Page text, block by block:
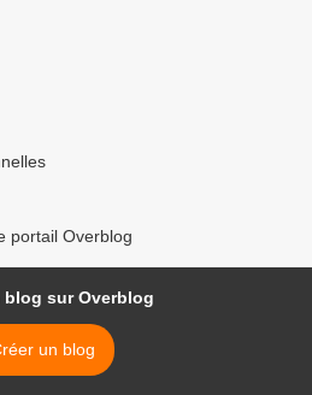
portail Overblog
blog sur Overblog
un blog